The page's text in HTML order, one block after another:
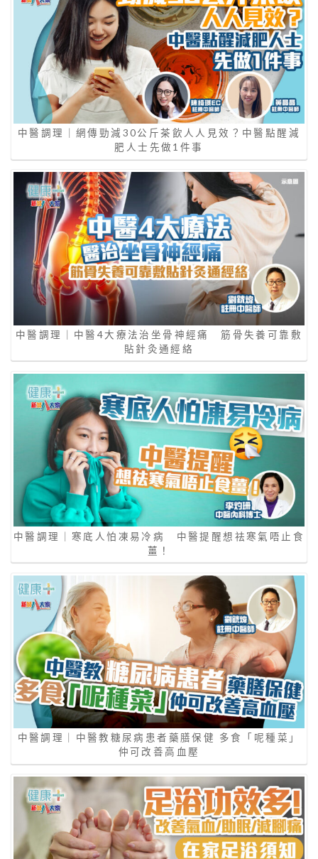
中醫調理｜網傳勁減30公斤茶飲人人見效？中醫點醒減
肥人士先做1件事
中醫調理｜中醫4大療法治坐骨神經痛 筋骨失養可靠敷
貼針灸通經絡
中醫調理｜寒底人怕凍易冷病 中醫提醒想祛寒氣唔止食
薑！
中醫調理｜中醫教糖尿病患者藥膳保健 多食「呢種菜」
仲可改善高血壓